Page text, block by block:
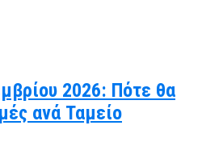
2026: Πότε θα
ανά Ταμείο